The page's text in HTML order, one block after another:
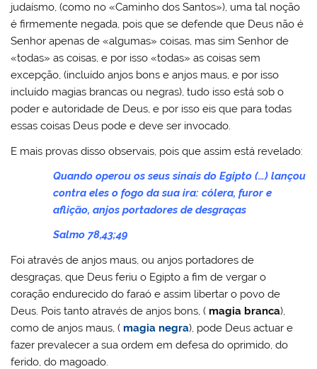
judaísmo, (como no «Caminho dos Santos»), uma tal noção
é firmemente negada, pois que se defende que Deus não é
Senhor apenas de «algumas» coisas, mas sim Senhor de
«todas» as coisas, e por isso «todas» as coisas sem
excepção, (incluído anjos bons e anjos maus, e por isso
incluído magias brancas ou negras), tudo isso está sob o
poder e autoridade de Deus, e por isso eis que para todas
essas coisas Deus pode e deve ser invocado.
E mais provas disso observais, pois que assim está revelado:
Quando operou os seus sinais do Egipto (…) lançou
contra eles o fogo da sua ira: cólera, furor e
aflição, anjos portadores de desgraças
Salmo 78,43;49
Foi através de anjos maus, ou anjos portadores de
desgraças, que Deus feriu o Egipto a fim de vergar o
coração endurecido do faraó e assim libertar o povo de
Deus. Pois tanto através de anjos bons, ( magia branca),
como de anjos maus, ( magia negra), pode Deus actuar e
fazer prevalecer a sua ordem em defesa do oprimido, do
ferido, do magoado.